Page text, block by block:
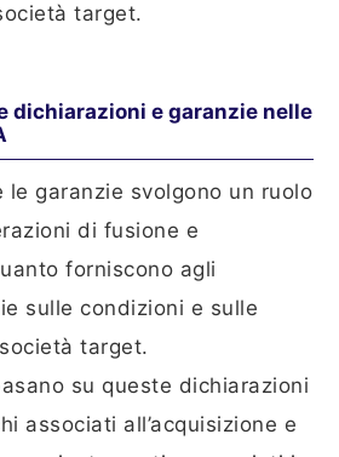
target.
dichiarazioni e garanzie nelle
le garanzie svolgono un ruolo
di fusione e
forniscono agli
sulle condizioni e sulle
target.
su queste dichiarazioni
associati all’acquisizione e